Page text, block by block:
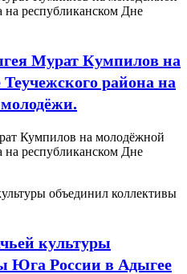
Мурат Кумпилов на
района на
Кумпилов на молодёжной
на республиканском Дне
культуры
Юга России в Адыгее